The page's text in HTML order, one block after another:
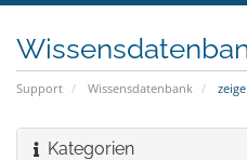
Support Wissensdatenbank
Kategorien